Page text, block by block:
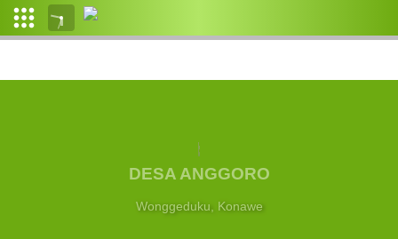
Login
DESA ANGGORO
Wonggeduku, Konawe